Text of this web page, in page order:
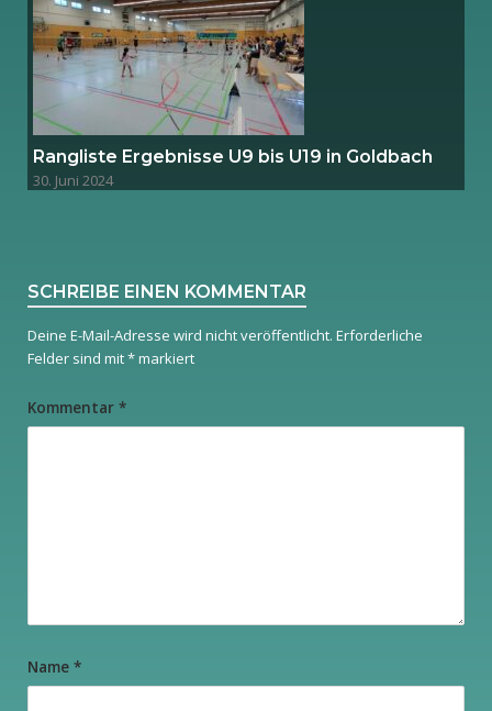
Rangliste Ergebnisse U9 bis U19 in Goldbach
30. Juni 2024
SCHREIBE EINEN KOMMENTAR
Deine E-Mail-Adresse wird nicht veröffentlicht. Erforderliche
Felder sind mit*markiert
Kommentar *
Name *